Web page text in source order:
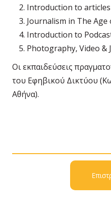
Introduction to
Journalism in The Age
Introduction to
Photography, Video &
Οι εκπαιδεύσεις
του Εφηβικού Δικτύου
Αθήνα).